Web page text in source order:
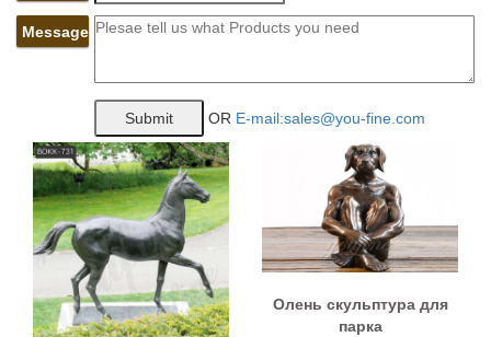
Message
OR E-mail:sales@you-fine.com
Олень скульптура для
парка